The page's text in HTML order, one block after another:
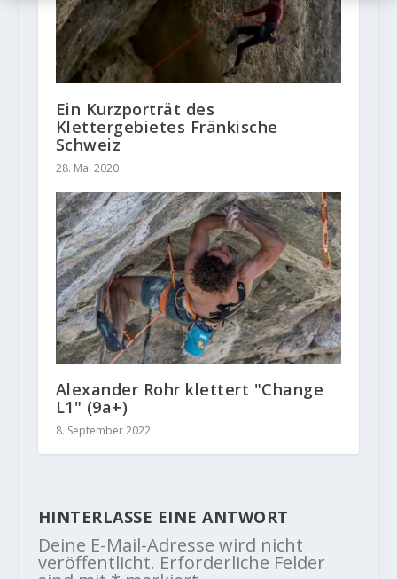
Ein Kurzporträt des
Klettergebietes Fränkische
Schweiz
28. Mai 2020
Alexander Rohr klettert "Change
L1" (9a+)
8. September 2022
HINTERLASSE EINE ANTWORT
Deine E-Mail-Adresse wird nicht
veröffentlicht. Erforderliche Felder